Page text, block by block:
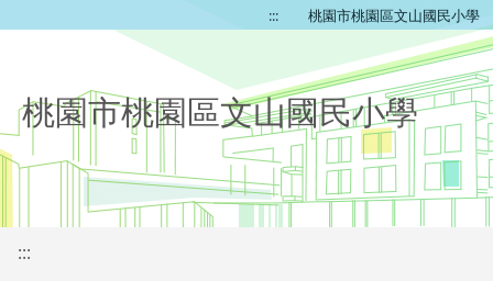
::: 桃園市桃園區文山國民小學
桃園市桃園區文山國民小學
:::